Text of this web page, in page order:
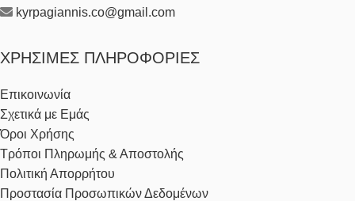
kyrpagiannis.co@gmail.com
ΧΡΉΣΙΜΕΣ ΠΛΗΡΟΦΟΡΊΕΣ
Επικοινωνία
Σχετικά με Εμάς
Όροι Χρήσης
Τρόποι Πληρωμής & Αποστολής
Πολιτική Απορρήτου
Προστασία Προσωπικών Δεδομένων